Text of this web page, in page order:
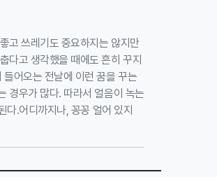
고 쓰레기도 중요하지는 않지만
다고 생각했을 때에도 흔히 꾸지
어오는 전날에 이런 꿈을 꾸는
경우가 많다. 따라서 얼음이 녹는
.어디까지나, 꽁꽁 얼어 있지